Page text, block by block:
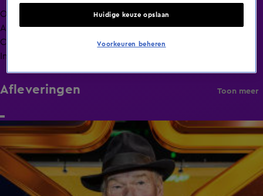
Overzicht
Afleveringen
Clips
Info
Afleveringen Toon meer
39:49
Huidige keuze opslaan
Voorkeuren beheren